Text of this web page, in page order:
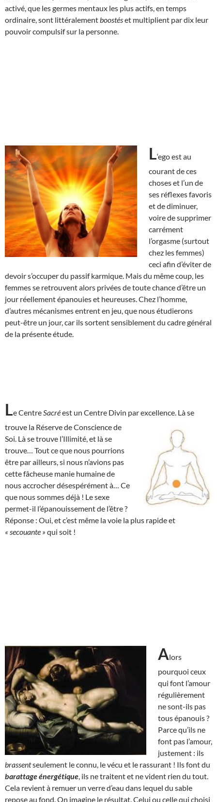
activé, que les germes mentaux les plus actifs, en temps
ordinaire, sont littéralement boostéset multiplient par dix leur
pouvoir compulsif sur la personne.
L‘ego est au
courant de ces
choses et l’un de
ses réflexes favoris
et de diminuer,
voire de supprimer
carrément
l’orgasme (surtout
chez les femmes)
ceci afin d’éviter de
devoir s’occuper du passif karmique. Mais du même coup, les
femmes se retrouvent alors privées de toute chance d’être un
jour réellement épanouies et heureuses. Chez l’homme,
d’autres mécanismes entrent en jeu, que nous étudierons
peut-être un jour, car ils sortent sensiblement du cadre général
de la présente étude.
Le Centre Sacréest un Centre Divin par excellence. Là se
trouve la Réserve deConscience de
Soi. Là se trouve l’Illimité, et là se
trouve… Tout ce que nous pourrions
être par ailleurs, si nous n’avions pas
cette fâcheuse manie humaine de
nous accrocher désespérément à… Ce
que nous sommes déjà ! Le sexe
permet-il l’épanouissement de l’être ?
Réponse : Oui, et c’est même la voie la plus rapide et
« secouante » qui soit !
Alors
pourquoi ceux
qui font l’amour
régulièrement
ne sont-ils pas
tous épanouis ?
Parce qu’ils ne
font pas l’amour,
justement : ils
brassentseulement le connu, le vécu et le rassurant ! Ils font du
barattage énergétique , ils ne traitent et ne vident rien du tout.
Cela revient à remuer un verre d’eau dans lequel du sable
repose au fond. On imagine le résultat. Celui ou celle qui choisi